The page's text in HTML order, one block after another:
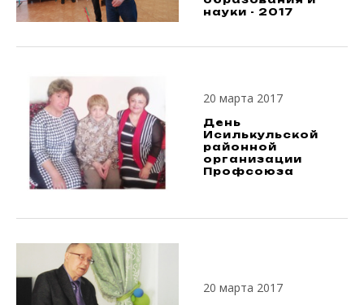
науки - 2017
20 марта 2017
День
Исилькульской
районной
организации
Профсоюза
20 марта 2017